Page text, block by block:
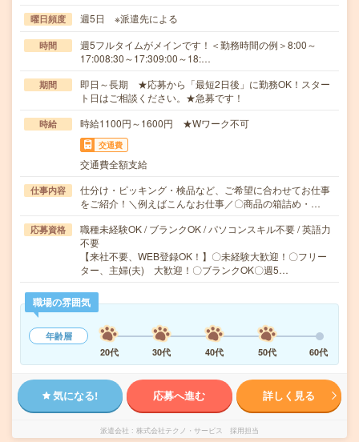
曜日頻度 週5日 ※派遣先による
時間
週5フルタイムがメインです！＜勤務時間の例＞8:00～
17:008:30～17:309:00～18:…
期間
即日～長期 ★応募から「最短2日後」に勤務OK！スター
ト日はご相談ください。★急募です！
時給 時給1100円～1600円 ★Wワーク不可
交通費
交通費全額支給
仕事内容
仕分け・ピッキング・検品など、ご希望に合わせてお仕事
をご紹介！＼例えばこんなお仕事／〇商品の箱詰め・…
応募資格
職種未経験OK / ブランクOK / パソコンスキル不要 / 英語力
不要
【来社不要、WEB登録OK！】〇未経験大歓迎！〇フリー
ター、主婦(夫) 大歓迎！〇ブランクOK〇週5…
職場の雰囲気
年齢層
20代
30代 40代 50代 60代
気になる! 応募へ進む 詳しく見る
派遣会社 株式会社テクノ・サービス 採用担当